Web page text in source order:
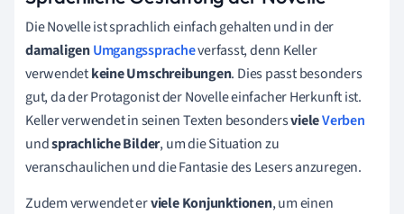
Die Novelle ist sprachlich einfach gehalten und in der
damaligenUmgangsspracheverfasst, denn Keller
verwendetkeine Umschreibungen. Dies passt besonders
gut, da der Protagonist der Novelle einfacher Herkunft ist.
Keller verwendet in seinen Texten besondersvieleVerben
undsprachliche Bilder, um die Situation zu
veranschaulichen und die Fantasie des Lesers anzuregen.
Zudem verwendet erviele Konjunktionen, um einen